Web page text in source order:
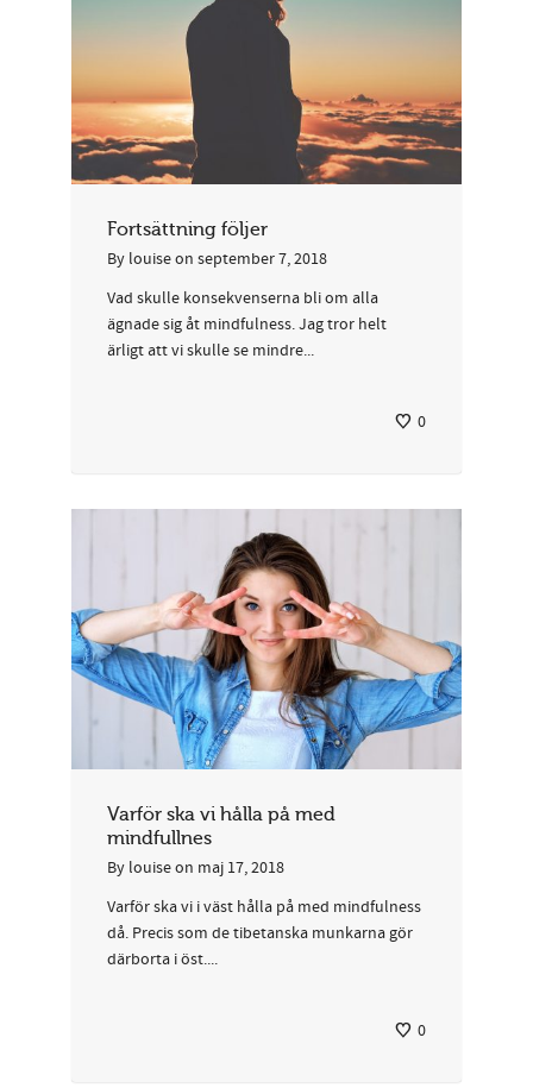
Fortsättning följer
By louiseon september 7, 2018
Vad skulle konsekvenserna bli om alla
ägnade sig åt mindfulness. Jag tror helt
ärligt att vi skulle se mindre...
0
Varför ska vi hålla på med
mindfullnes
By louiseon maj 17, 2018
Varför ska vi i väst hålla på med mindfulness
då. Precis som de tibetanska munkarna gör
därborta i öst....
0